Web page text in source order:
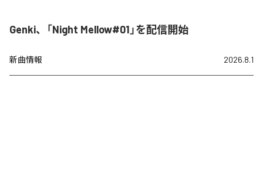
Genki、「Night Mellow#01」を配信開始
新曲情報 2026.8.1